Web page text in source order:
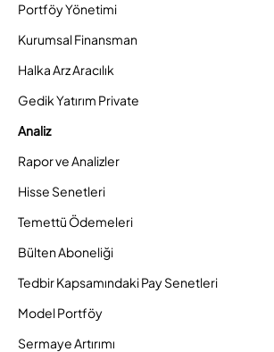
Portföy Yönetimi
Kurumsal Finansman
Halka Arz Aracılık
Gedik Yatırım Private
Analiz
Rapor ve Analizler
Hisse Senetleri
Temettü Ödemeleri
Bülten Aboneliği
Tedbir Kapsamındaki Pay Senetleri
Model Portföy
Sermaye Artırımı